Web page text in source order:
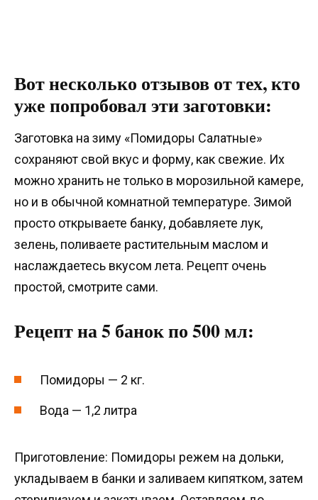
Вот несколько отзывов от тех, кто
уже попробовал эти заготовки:
Заготовка на зиму «Помидоры Салатные»
сохраняют свой вкус и форму, как свежие. Их
можно хранить не только в морозильной камере,
но и в обычной комнатной температуре. Зимой
просто открываете банку, добавляете лук,
зелень, поливаете растительным маслом и
наслаждаетесь вкусом лета. Рецепт очень
простой, смотрите сами.
Рецепт на 5 банок по 500 мл:
Помидоры — 2 кг.
Вода — 1,2 литра
Приготовление: Помидоры режем на дольки,
укладываем в банки и заливаем кипятком, затем